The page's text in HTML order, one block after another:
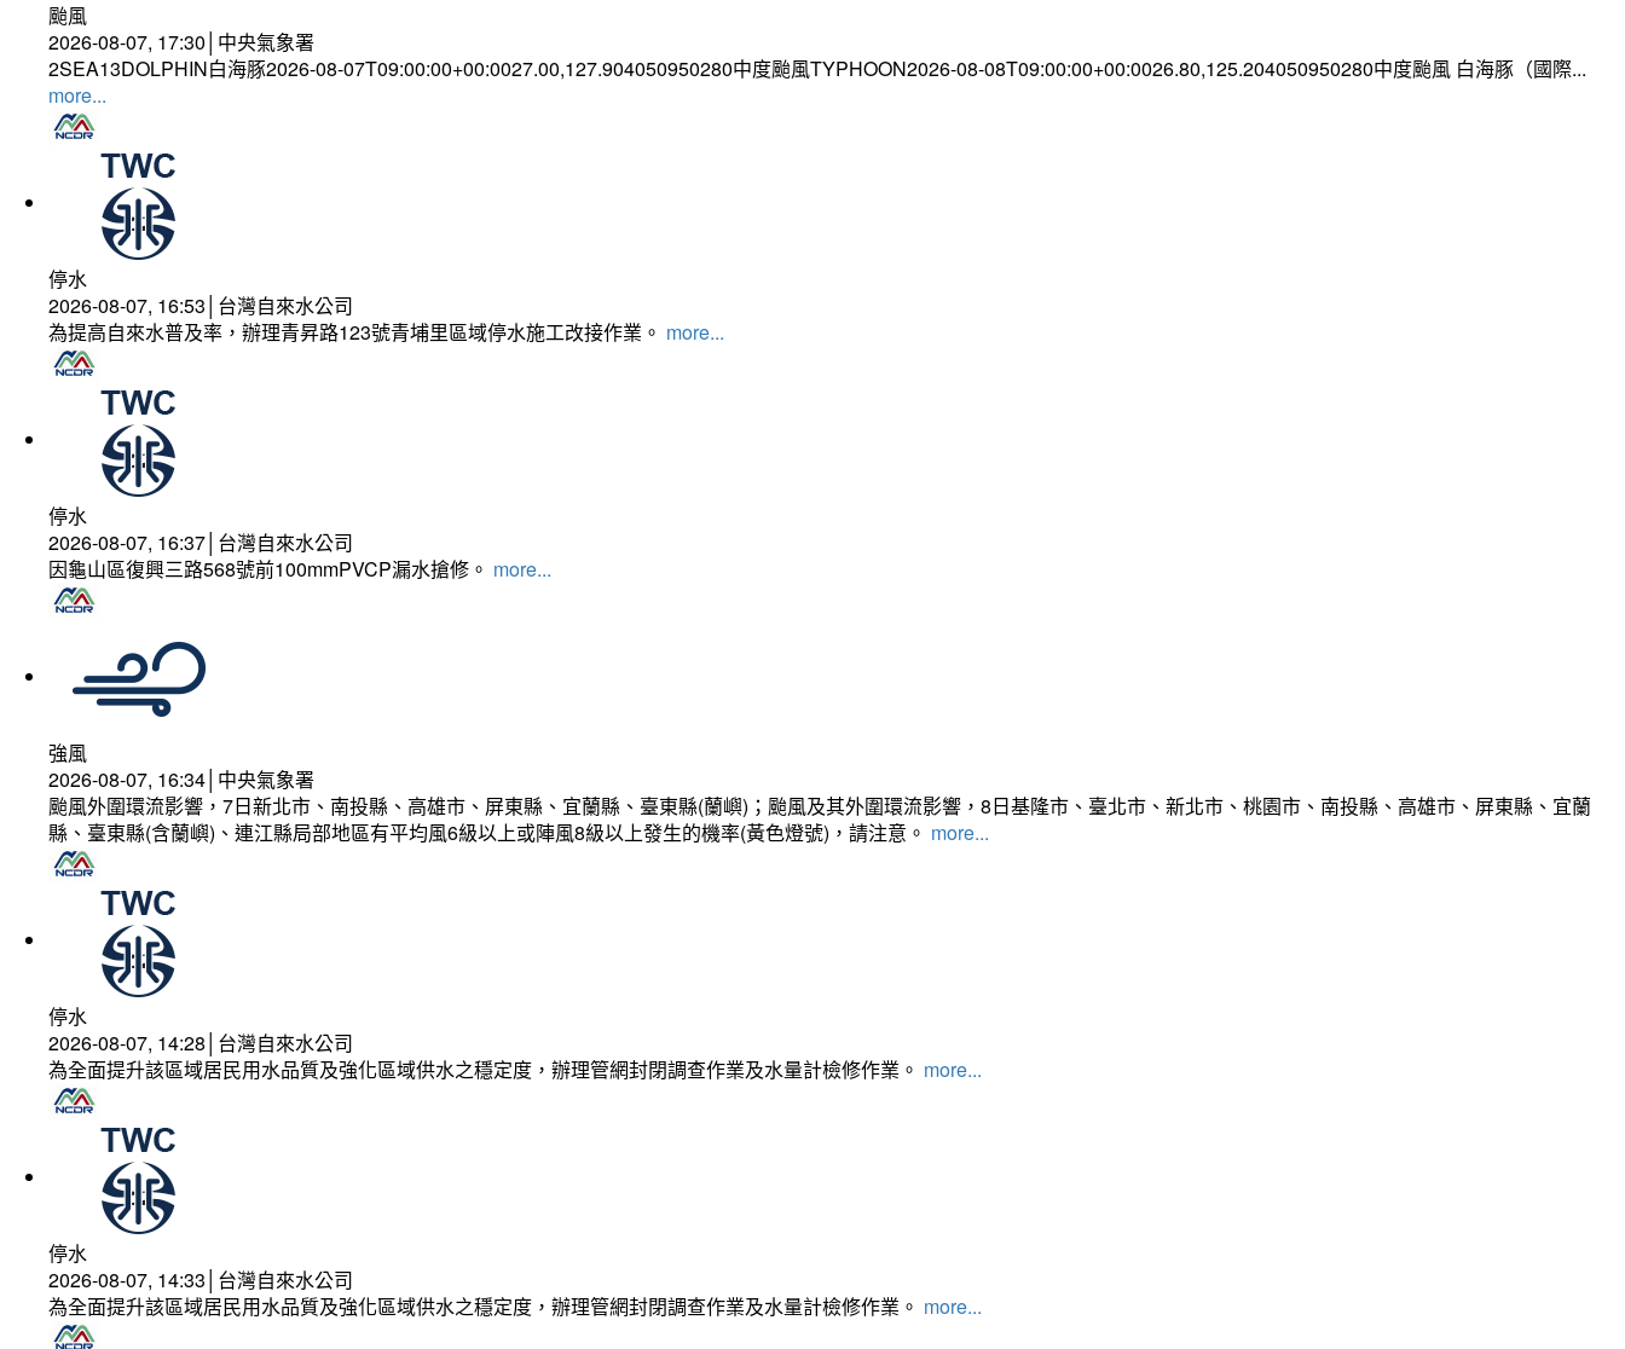
颱風
2026-08-07, 17:30│中央氣象署
2SEA13DOLPHIN白海豚2026-08-07T09:00:00+00:0027.00,127.904050950280中度颱風TYPHOON2026-08-08T09:00:00+00:0026.80,125.204050950280中度颱風 白海豚（國際...
more...
停水
2026-08-07, 16:53│台灣自來水公司
為提高自來水普及率，辦理青昇路123號青埔里區域停水施工改接作業。 more...
停水
2026-08-07, 16:37│台灣自來水公司
因龜山區復興三路568號前100mmPVCP漏水搶修。 more...
強風
2026-08-07, 16:34│中央氣象署
颱風外圍環流影響，7日新北市、南投縣、高雄市、屏東縣、宜蘭縣、臺東縣(蘭嶼)；颱風及其外圍環流影響，8日基隆市、臺北市、新北市、桃園市、南投縣、高雄市、屏東縣、宜蘭
縣、臺東縣(含蘭嶼)、連江縣局部地區有平均風6級以上或陣風8級以上發生的機率(黃色燈號)，請注意。 more...
停水
2026-08-07, 14:28│台灣自來水公司
為全面提升該區域居民用水品質及強化區域供水之穩定度，辦理管網封閉調查作業及水量計檢修作業。 more...
停水
2026-08-07, 14:33│台灣自來水公司
為全面提升該區域居民用水品質及強化區域供水之穩定度，辦理管網封閉調查作業及水量計檢修作業。 more...